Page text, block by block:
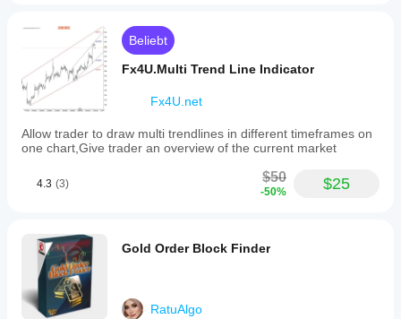
Beliebt
Fx4U.Multi Trend Line Indicator
Fx4U.net
Allow trader to draw multi trendlines in different timeframes on
one chart,Give trader an overview of the current market
4.3 (3) $50
-50% $25
Gold Order Block Finder
RatuAlgo